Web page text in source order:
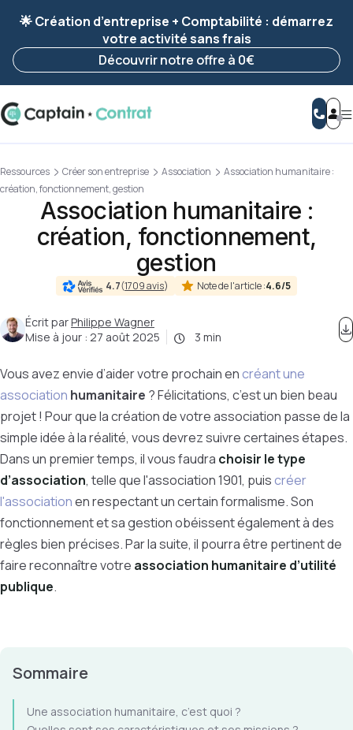
enregistrée 🚀
Reprendre ma démarche
🌟 Création d’entreprise + Comptabilité : démarrez
votre activité sans frais
Découvrir notre offre à 0€
Ressources Créer son entreprise Association
Association humanitaire :
création, fonctionnement, gestion
Association humanitaire :
création, fonctionnement,
gestion
4.7(1709 avis) Note de l'article :4.6/5
Écrit parPhilippe Wagner
Mise à jour : 27 août 2025 3 min
Vous avez envie d’aider votre prochain encréant une
association humanitaire ? Félicitations, c’est un bien beau
projet ! Pour que la création de votre association passe de la
simple idée à la réalité, vous devrez suivre certaines étapes.
Dans un premier temps, il vous faudra choisir le type
d’association, telle que l'association 1901, puiscréer
l'associationen respectant un certain formalisme. Son
fonctionnement et sa gestion obéissent également à des
règles bien précises. Par la suite, il pourra être pertinent de
faire reconnaître votre association humanitaire d’utilité
publique.
Sommaire
Une association humanitaire, c’est quoi ?